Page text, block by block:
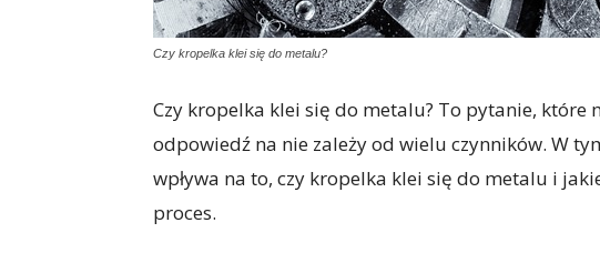
Czy kropelka klei się do metalu?
Czy kropelka klei się do metalu? To pytanie, które
odpowiedź na nie zależy od wielu czynników. W
wpływa na to, czy kropelka klei się do metalu i
proces.